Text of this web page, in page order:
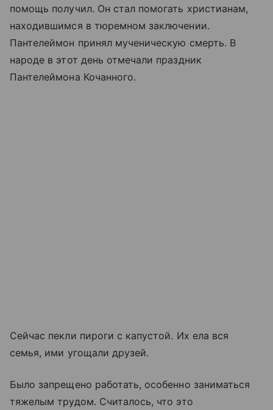
помощь получил. Он стал помогать христианам,
находившимся в тюремном заключении.
Пантелеймон принял мученическую смерть. В
народе в этот день отмечали праздник
Пантелеймона Кочанного.
Сейчас пекли пироги с капустой. Их ела вся
семья, ими угощали друзей.
Было запрещено работать, особенно заниматься
тяжелым трудом. Считалось, что это